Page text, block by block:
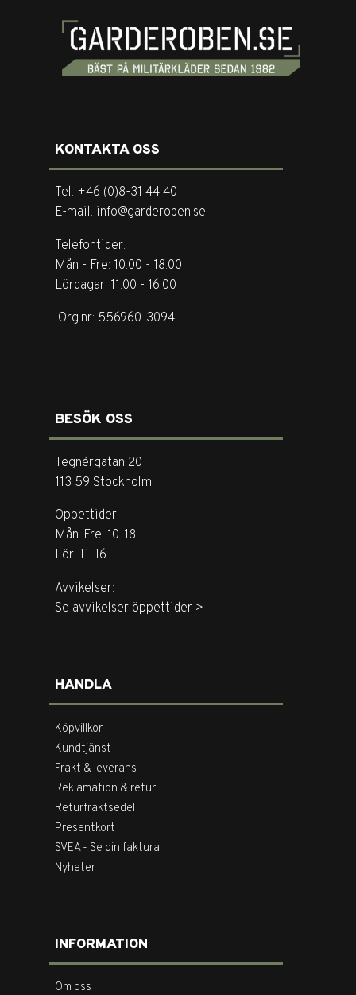
KONTAKTA OSS
Tel. +46 (0)8-31 44 40
E-mail. info@garderoben.se
Telefontider:
Mån - Fre: 10.00 - 18.00
Lördagar: 11.00 - 16.00
Org.nr: 556960-3094
BESÖK OSS
Tegnérgatan 20
113 59 Stockholm
Öppettider:
Mån-Fre: 10-18
Lör: 11-16
Avvikelser:
Se avvikelser öppettider >
HANDLA
Köpvillkor
Kundtjänst
Frakt & leverans
Reklamation & retur
Returfraktsedel
Presentkort
SVEA - Se din faktura
Nyheter
INFORMATION
Om oss